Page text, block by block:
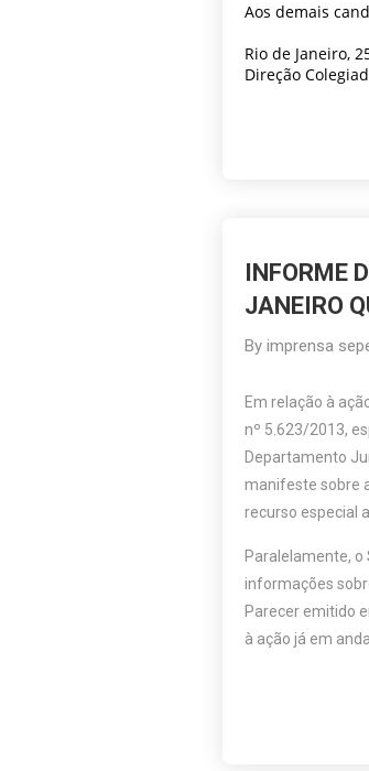
Aos demais
Rio de Janeiro,
Direção
INFORME
JANEIRO
By imprensa
Em relação à
nº 5.623/2013,
Departamento
manifeste sobre
recurso especial
Paralelamente, o
informações
Parecer emitido
à ação já em